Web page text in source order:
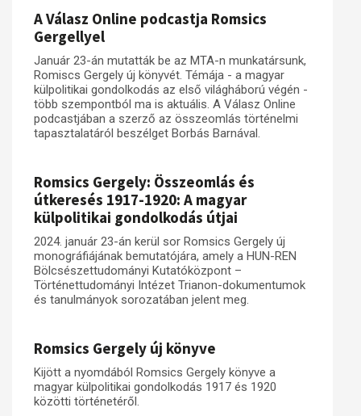
Kapcsolat
Dokumentumok
A trianoni szerződés
Műhelymunkák
A Válasz Online podcastja Romsics
Gergellyel
Január 23-án mutatták be az MTA-n munkatársunk,
Romiscs Gergely új könyvét. Témája - a magyar
külpolitikai gondolkodás az első világháború végén -
több szempontból ma is aktuális. A Válasz Online
podcastjában a szerző az összeomlás történelmi
tapasztalatáról beszélget Borbás Barnával.
Romsics Gergely: Összeomlás és
útkeresés 1917-1920: A magyar
külpolitikai gondolkodás útjai
2024. január 23-án kerül sor Romsics Gergely új
monográfiájának bemutatójára, amely a HUN-REN
Bölcsészettudományi Kutatóközpont –
Történettudományi Intézet Trianon-dokumentumok
és tanulmányok sorozatában jelent meg.
Romsics Gergely új könyve
Kijött a nyomdából Romsics Gergely könyve a
magyar külpolitikai gondolkodás 1917 és 1920
közötti történetéről.